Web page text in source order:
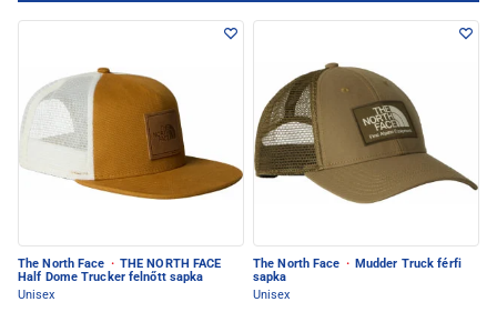
The North Face · THE NORTH FACE
Half Dome Trucker felnőtt sapka
Unisex
The North Face · Mudder Truck férfi
sapka
Unisex